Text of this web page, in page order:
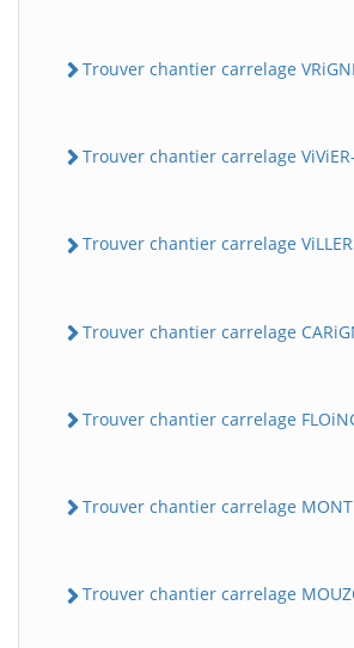
Trouver chantier carrelage
Trouver chantier carrelage
Trouver chantier carrelage
Trouver chantier carrelage
Trouver chantier carrelage
Trouver chantier carrelage
Trouver chantier carrelage